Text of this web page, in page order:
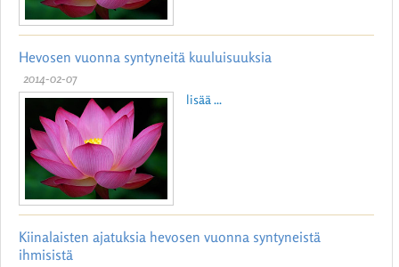
Hevosen vuonna syntyneitä kuuluisuuksia
2014-02-07
lisää ...
Kiinalaisten ajatuksia hevosen vuonna syntyneistä
ihmisistä